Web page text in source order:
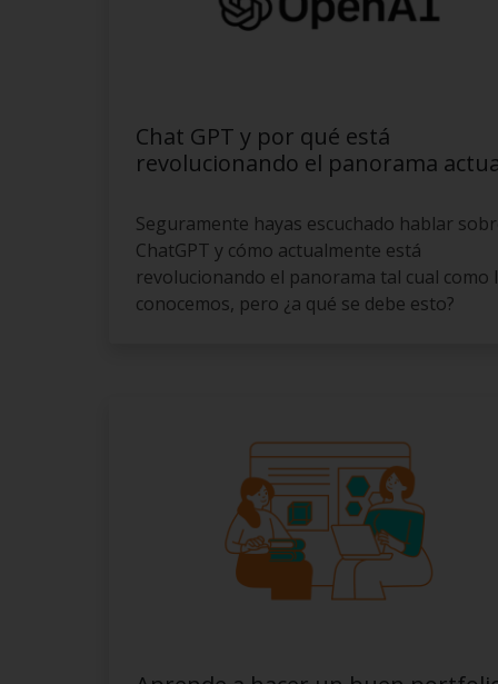
Chat GPT y por qué está
revolucionando el panorama
Seguramente hayas escuchado hablar
ChatGPT y cómo actualmente está
revolucionando el panorama tal cual como
conocemos, pero ¿a qué se debe esto?